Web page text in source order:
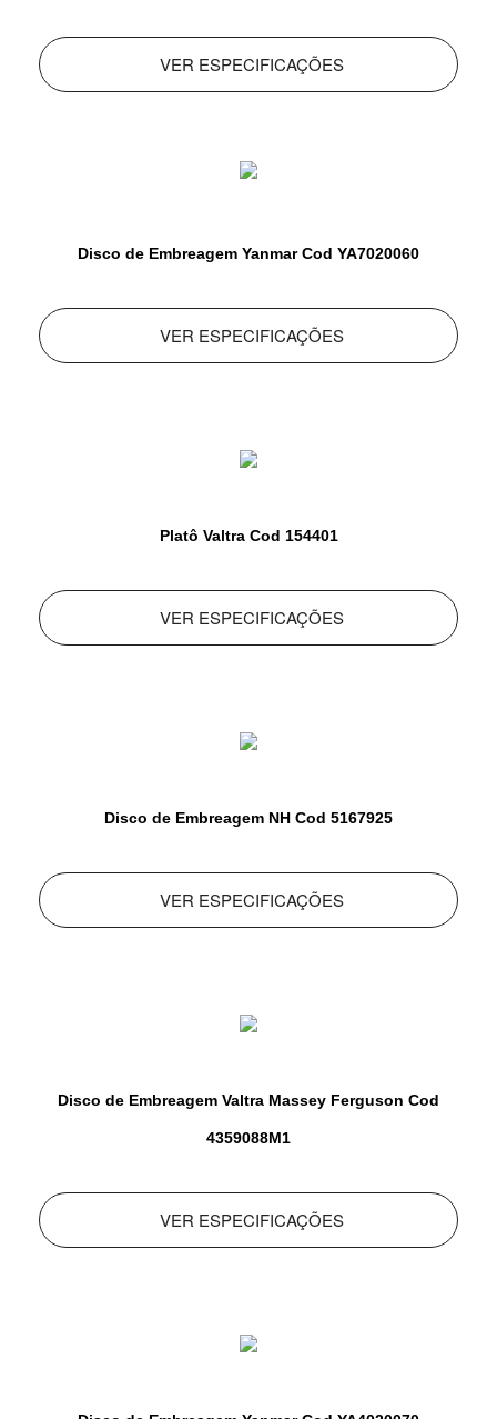
VER ESPECIFICAÇÕES
Disco de Embreagem Yanmar Cod YA7020060
VER ESPECIFICAÇÕES
Platô Valtra Cod 154401
VER ESPECIFICAÇÕES
Disco de Embreagem NH Cod 5167925
VER ESPECIFICAÇÕES
Disco de Embreagem Valtra Massey Ferguson Cod
4359088M1
VER ESPECIFICAÇÕES